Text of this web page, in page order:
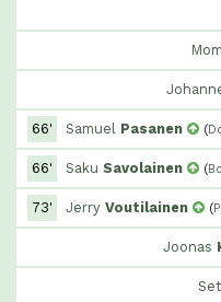
66' Samuel Pasanen (
66' Saku Savolainen (
73' Jerry Voutilainen (
Joonas